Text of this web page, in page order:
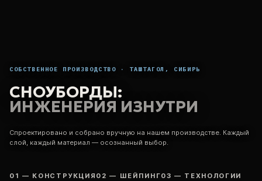
СОБСТВЕННОЕ ПРОИЗВОДСТВО · ТАШТАГОЛ, СИБИРЬ
СНОУБОРДЫ:
ИНЖЕНЕРИЯ ИЗНУТРИ
Спроектировано и собрано вручную на нашем производстве. Каждый
слой, каждый материал — осознанный выбор.
01 — КОНСТРУКЦИЯ 02 — ШЕЙПИНГ03 — ТЕХНОЛОГИИ